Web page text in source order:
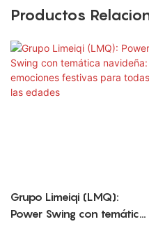
Productos
Grupo Limeiqi (LMQ):
Power Swing con temática